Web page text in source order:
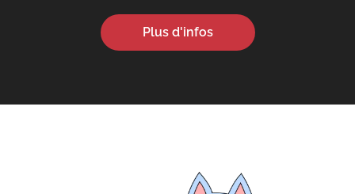
Plus d'infos